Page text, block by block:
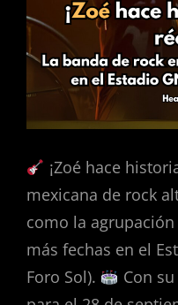
¡Zoé hace
mexicana de rock
como la
más fechas en el
Foro Sol).
Con